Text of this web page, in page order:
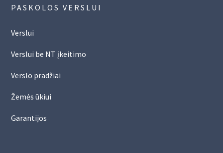
PASKOLOS VERSLUI
Verslui
Verslui be NT įkeitimo
Verslo pradžiai
Žemės ūkiui
Garantijos